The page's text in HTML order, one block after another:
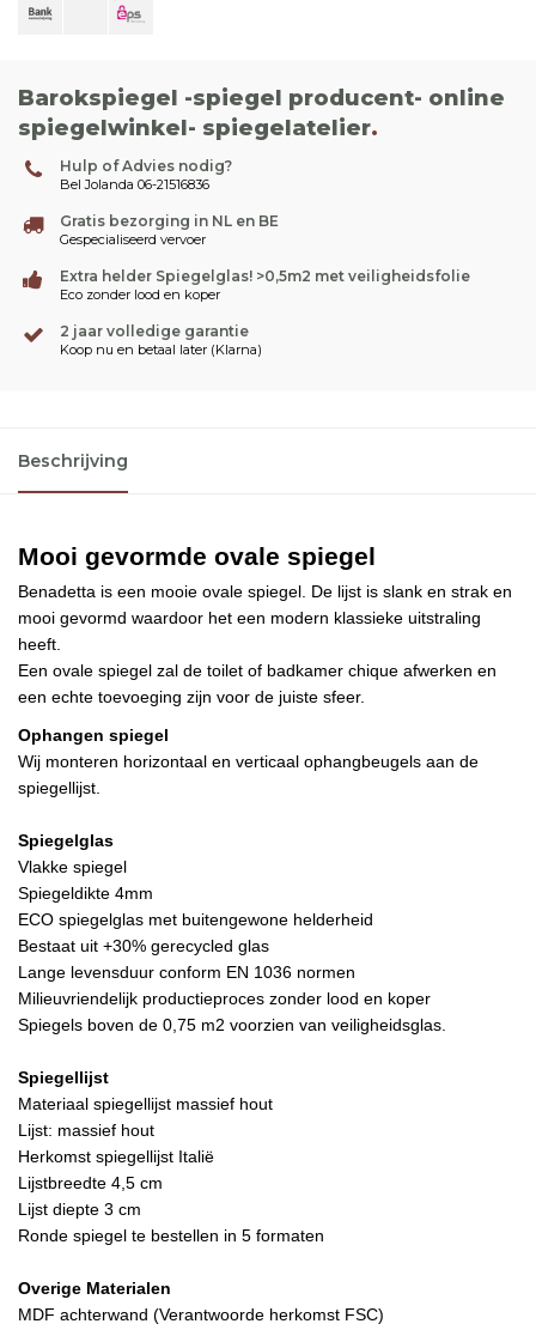
Barokspiegel -spiegel producent- online
spiegelwinkel- spiegelatelier.
Hulp of Advies nodig?
Bel Jolanda 06-21516836
Gratis bezorging in NL en BE
Gespecialiseerd vervoer
Extra helder Spiegelglas! >0,5m2 met veiligheidsfolie
Eco zonder lood en koper
2 jaar volledige garantie
Koop nu en betaal later (Klarna)
Beschrijving
Mooi gevormde ovale spiegel
Benadetta is een mooie ovale spiegel. De lijst is slank en strak en
mooi gevormd waardoor het een modern klassieke uitstraling
heeft.
Een ovale spiegel zal de toilet of badkamer chique afwerken en
een echte toevoeging zijn voor de juiste sfeer.
Ophangen spiegel
Wij monteren horizontaal en verticaal ophangbeugels aan de
spiegellijst.
Spiegelglas
Vlakke spiegel
Spiegeldikte 4mm
ECO spiegelglas met buitengewone helderheid
Bestaat uit +30% gerecycled glas
Lange levensduur conform EN 1036 normen
Milieuvriendelijk productieproces zonder lood en koper
Spiegels boven de 0,75 m2 voorzien van veiligheidsglas.
Spiegellijst
Materiaal spiegellijst massief hout
Lijst: massief hout
Herkomst spiegellijst Italië
Lijstbreedte 4,5 cm
Lijst diepte 3 cm
Ronde spiegel te bestellen in 5 formaten
Overige Materialen
MDF achterwand (Verantwoorde herkomst FSC)